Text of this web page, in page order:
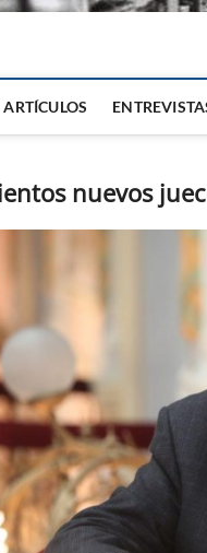
ARTÍCULOS
nuevos